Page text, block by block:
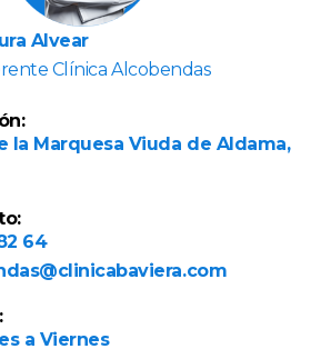
Alvear
Clínica Alcobendas
la Marquesa Viuda de Aldama,
64
a Viernes